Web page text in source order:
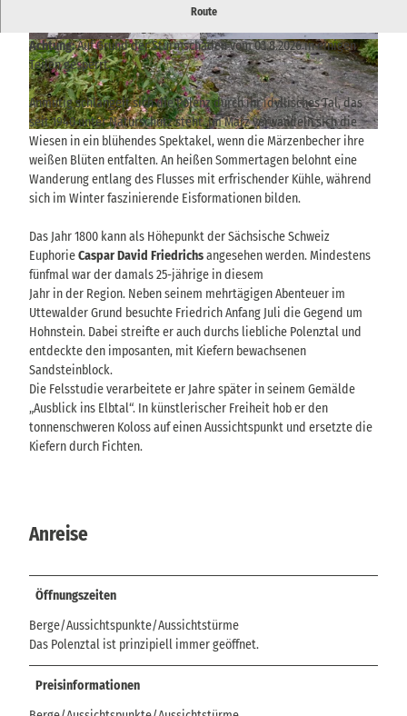
© via www.saechsische-schweiz.de , Yvonne Brückner |CC-BY-SA
© via www.saechsische-schweiz.de, Hans Finear
t |CC-BY-SA
© viawww.saechsische-schweiz.de, Hans Finear
t |CC-BY-SA
Route
Eines der schönsten Täler zum Wandern im Nationalpark
Achtung:Auf Grund der Sturmschäden vom 03.8.2026 in einigen
Teilen gesperrt.
Anmutig schlängelt sich die Polenz durch ihr idyllisches Tal, das
seit 1940 unter Naturschutz steht. Im März verwandeln sich die
Wiesen in ein blühendes Spektakel, wenn die Märzenbecher ihre
weißen Blüten entfalten. An heißen Sommertagen belohnt eine
Wanderung entlang des Flusses mit erfrischender Kühle, während
sich im Winter faszinierende Eisformationen bilden.
Das Jahr 1800 kann als Höhepunkt der Sächsische Schweiz
EuphorieCaspar David Friedrichsangesehen werden. Mindestens
fünfmal war der damals 25-jährige in diesem
Jahr in der Region. Neben seinem mehrtägigen Abenteuer im
Uttewalder Grund besuchte Friedrich Anfang Juli die Gegend um
Hohnstein. Dabei streifte er auch durchs liebliche Polenztal und
entdeckte den imposanten, mit Kiefern bewachsenen
Sandsteinblock.
Die Felsstudie verarbeitete er Jahre später in seinem Gemälde
„Ausblick ins Elbtal“. In künstlerischer Freiheit hob er den
tonnenschweren Koloss auf einen Aussichtspunkt und ersetzte die
Kiefern durch Fichten.
Anreise
Öffnungszeiten
Berge/Aussichtspunkte/Aussichtstürme
Das Polenztal ist prinzipiell immer geöffnet.
Preisinformationen